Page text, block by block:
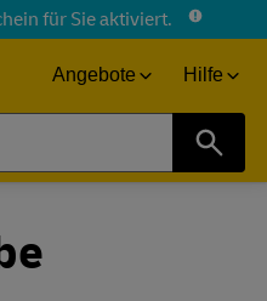
für Sie aktiviert.
Angebote Hilfe